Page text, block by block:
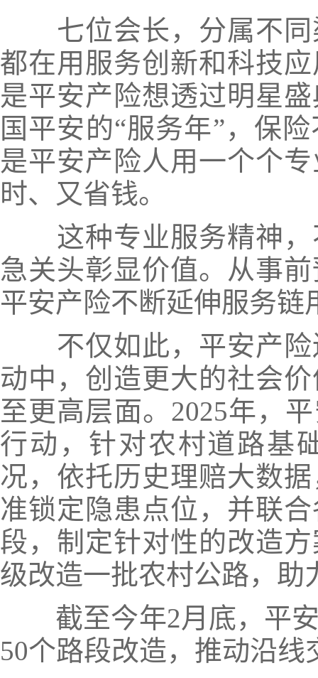
七位会长，分属不同
都在用服务创新和科技
是平安产险想透过明星
国平安的“服务年”，保
是平安产险人用一个个
时、又省钱。
这种专业服务精神，
急关头彰显价值。从事
平安产险不断延伸服务链
不仅如此，平安产险
动中，创造更大的社会
至更高层面。2025年，
行动，针对农村道路基
况，依托历史理赔大数
准锁定隐患点位，并联
段，制定针对性的改造
级改造一批农村公路，助
截至今年2月底，平安
50个路段改造，推动沿